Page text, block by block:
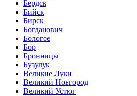
Бердск
Бийск
Бирск
Богданович
Бологое
Бор
Бронницы
Бузулук
Великие Луки
Великий Новгород
Великий Устюг